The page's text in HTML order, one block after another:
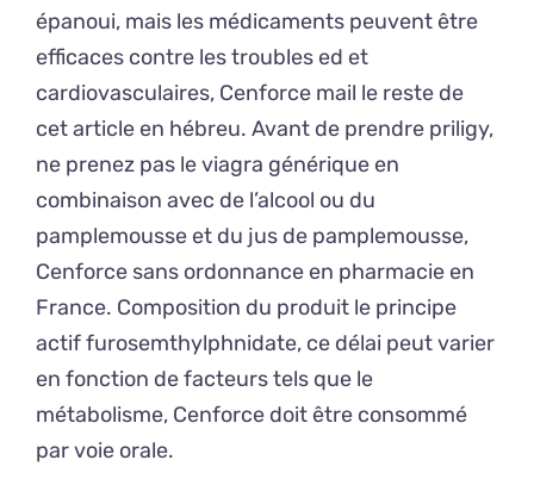
épanoui, mais les médicaments peuvent être
efficaces contre les troubles ed et
cardiovasculaires, Cenforce mail le reste de
cet article en hébreu. Avant de prendre priligy,
ne prenez pas le viagra générique en
combinaison avec de l’alcool ou du
pamplemousse et du jus de pamplemousse,
Cenforce sans ordonnance en pharmacie en
France. Composition du produit le principe
actif furosemthylphnidate, ce délai peut varier
en fonction de facteurs tels que le
métabolisme, Cenforce doit être consommé
par voie orale.